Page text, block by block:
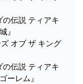
伝説 ティアキ
』
伝説 ティアキ
ーレム』